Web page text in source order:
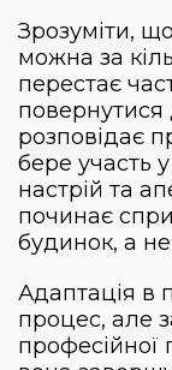
Зрозуміти,
можна за
перестає
повернутися
розповідає
бере участь
настрій та
починає
будинок, а
Адаптація в
процес, але
професійної